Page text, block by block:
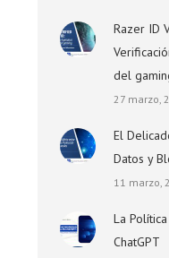
Razer ID
del
27 marzo,
El
Datos y
11 marzo,
La
ChatGPT